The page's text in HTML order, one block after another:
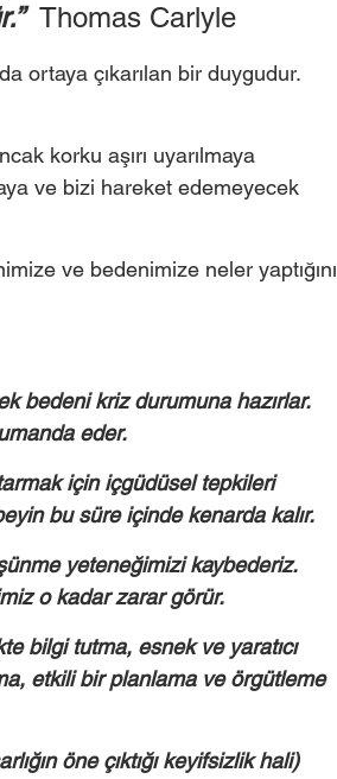
Thomas Carlyle
ortaya çıkarılan bir duygudur.
korku aşırı uyarılmaya
ve bizi hareket edemeyecek
ve bedenimize neler yaptığını
bedeni kriz durumuna hazırlar.
eder.
için içgüdüsel tepkileri
bu süre içinde kenarda kalır.
yeteneğimizi kaybederiz.
o kadar zarar görür.
bilgi tutma, esnek ve yaratıcı
etkili bir planlama ve örgütleme
öne çıktığı keyifsizlik hali)